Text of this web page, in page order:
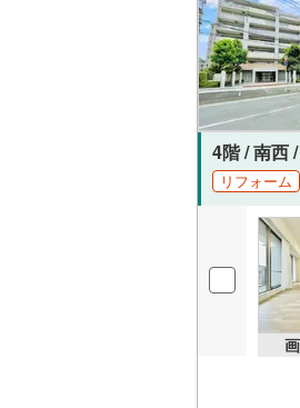
4階 / 南西
リフォーム
四国
九州
該
該
該
地下
該
該
該